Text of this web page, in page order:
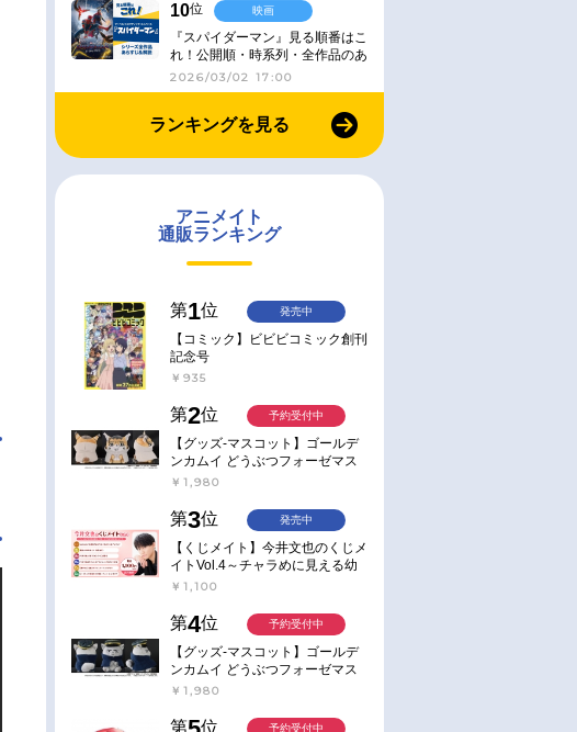
10位
『スパイダーマン』見る順番はこ
れ！公開順・時系列・全作品のあ
らすじをまとめました
2026/03/02 17:00
映画
ランキングを見る
アニメイト
通販ランキング
第1位
【コミック】ビビビコミック創刊
記念号
￥935
発売中
第2位
【グッズ-マスコット】ゴールデ
ンカムイ どうぶつフォーゼマス
コット 4.尾形百之助【再販】
￥1,980
予約受付中
第3位
【くじメイト】今井文也のくじメ
イトVol.4～チャラめに見える幼
馴染、実は一途で独占欲が強いん
￥1,100
発売中
第4位
【グッズ-マスコット】ゴールデ
ンカムイ どうぶつフォーゼマス
コット 5.月島軍曹【再販】
￥1,980
予約受付中
第 位 予約受付中